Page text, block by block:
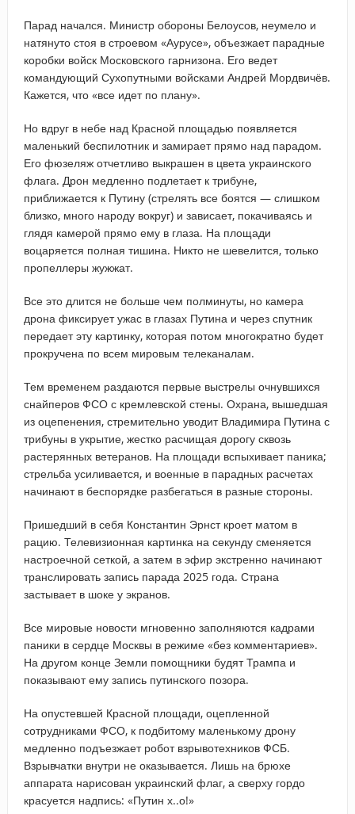
Парад начался. Министр обороны Белоусов, неумело и
натянуто стоя в строевом «Аурусе», объезжает парадные
коробки войск Московского гарнизона. Его ведет
командующий Сухопутными войсками Андрей Мордвичёв.
Кажется, что «все идет по плану».
Но вдруг в небе над Красной площадью появляется
маленький беспилотник и замирает прямо над парадом.
Его фюзеляж отчетливо выкрашен в цвета украинского
флага. Дрон медленно подлетает к трибуне,
приближается к Путину (стрелять все боятся — слишком
близко, много народу вокруг) и зависает, покачиваясь и
глядя камерой прямо ему в глаза. На площади
воцаряется полная тишина. Никто не шевелится, только
пропеллеры жужжат.
Все это длится не больше чем полминуты, но камера
дрона фиксирует ужас в глазах Путина и через спутник
передает эту картинку, которая потом многократно будет
прокручена по всем мировым телеканалам.
Тем временем раздаются первые выстрелы очнувшихся
снайперов ФСО с кремлевской стены. Охрана, вышедшая
из оцепенения, стремительно уводит Владимира Путина с
трибуны в укрытие, жестко расчищая дорогу сквозь
растерянных ветеранов. На площади вспыхивает паника;
стрельба усиливается, и военные в парадных расчетах
начинают в беспорядке разбегаться в разные стороны.
Пришедший в себя Константин Эрнст кроет матом в
рацию. Телевизионная картинка на секунду сменяется
настроечной сеткой, а затем в эфир экстренно начинают
транслировать запись парада 2025 года. Страна
застывает в шоке у экранов.
Все мировые новости мгновенно заполняются кадрами
паники в сердце Москвы в режиме «без комментариев».
На другом конце Земли помощники будят Трампа и
показывают ему запись путинского позора.
На опустевшей Красной площади, оцепленной
сотрудниками ФСО, к подбитому маленькому дрону
медленно подъезжает робот взрывотехников ФСБ.
Взрывчатки внутри не оказывается. Лишь на брюхе
аппарата нарисован украинский флаг, а сверху гордо
красуется надпись: «Путин х..о!»